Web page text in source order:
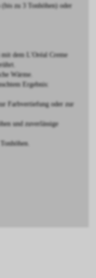
zu 3 Tonhöhen) oder
dem L'Oréal Creme
Wärme.
Ergebnis:
Farbvertiefung oder zur
und zuverlässige